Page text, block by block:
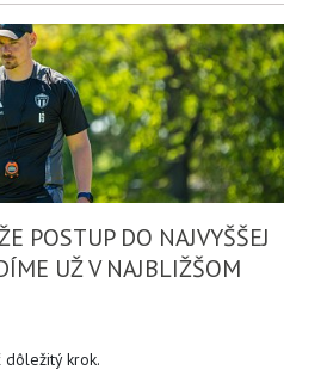
POSTUP DO NAJVYŠŠEJ
UŽ V NAJBLIŽŠOM
krok.